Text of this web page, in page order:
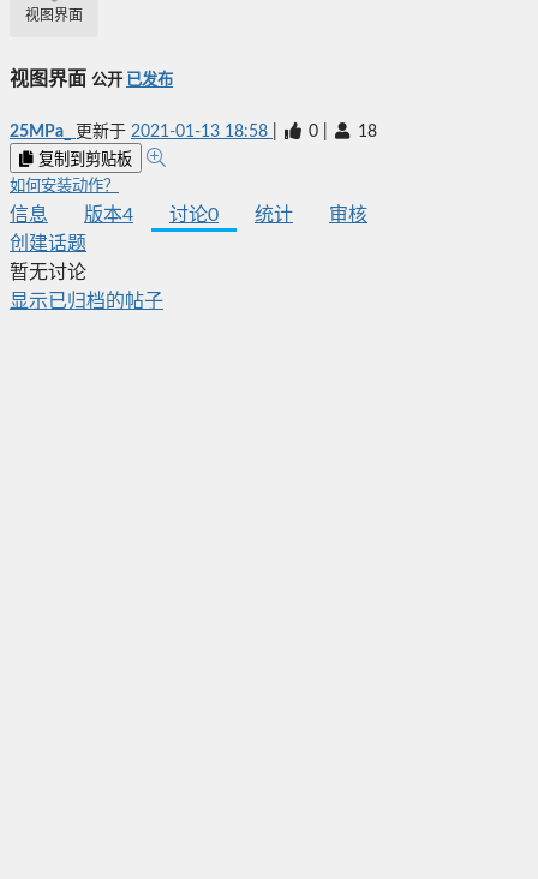
视图界面
视图界面 公开 已发布
25MPa_ 更新于 2021-01-13 18:58 0 18
复制到剪贴板
如何安装动作？
信息 版本4 讨论0 统计
审核
创建话题
暂无讨论
显示已归档的帖子